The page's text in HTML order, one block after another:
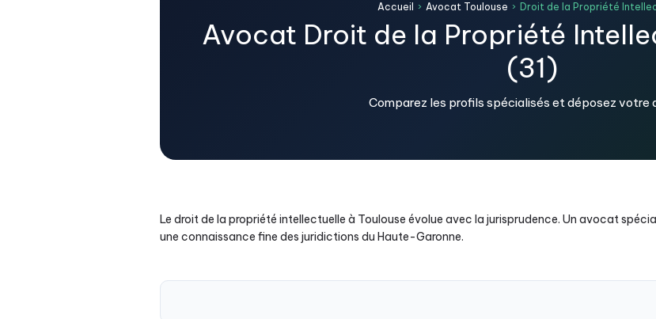
Accueil › Avocat Toulouse › Droit de la Propriété
Avocat Droit de la Propriété
(31)
Comparez les profils spécialisés et déposez votre
Le droit de la propriété intellectuelle à Toulouse évolue avec la jurisprudence. Un avocat
une connaissance fine des juridictions du Haute-Garonne.